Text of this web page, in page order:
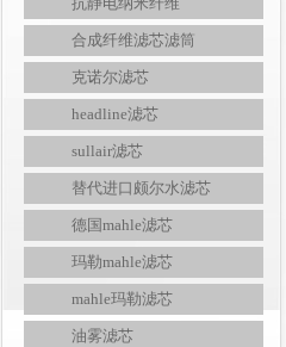
合成纤维滤芯滤筒
克诺尔滤芯
headline滤芯
sullair滤芯
替代进口颇尔水滤芯
德国mahle滤芯
玛勒mahle滤芯
mahle玛勒滤芯
油雾滤芯